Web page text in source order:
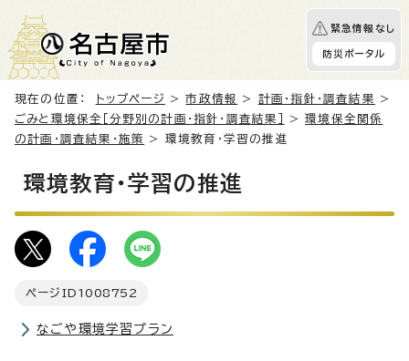
緊急情報なし
防災ポータル
現在の位置： トップページ >市政情報 > 計画・指針・調査結果
>
ごみと環境保全［分野別の計画・指針・調査結果］
>環境保全関係
の計画・調査結果・施策
> 環境教育・学習の推進
環境教育・学習の推進
ページID 1008752
なごや環境学習プラン